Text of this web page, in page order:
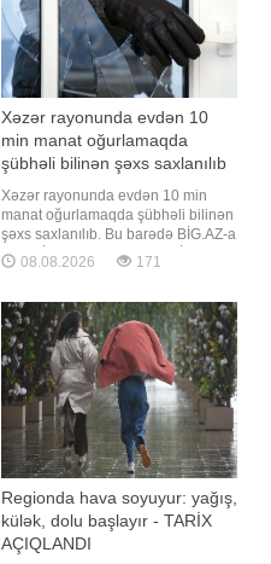
Xəzər rayonunda evdən 10
min manat oğurlamaqda
şübhəli bilinən şəxs saxlanılıb
Xəzər rayonunda evdən 10 min
manat oğurlamaqda şübhəli bilinən
şəxs saxlanılıb. Bu barədə BİG.AZ-a
Daxili İşlər Nazirliyindən (DİN)
məlumat verilib. Bildirilib ki,
edərək yaşadığı evdən 10 min
manat pul vəsaitinin oğurlandığını
bildirib. Polis əməkdaşlarının
keçirdiklər
08.08.2026 171
Regionda hava soyuyur: yağış,
külək, dolu başlayır - TARİX
AÇIQLANDI